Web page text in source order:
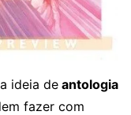
ideia de antologia
fazer com